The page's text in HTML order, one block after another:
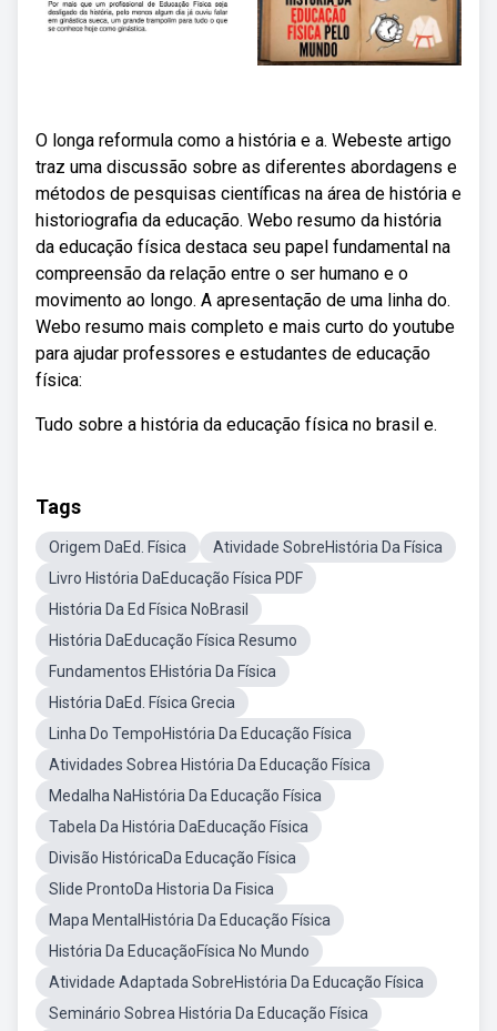
O longa reformula como a história e a. Webeste artigo
traz uma discussão sobre as diferentes abordagens e
métodos de pesquisas científicas na área de história e
historiografia da educação. Webo resumo da história
da educação física destaca seu papel fundamental na
compreensão da relação entre o ser humano e o
movimento ao longo. A apresentação de uma linha do.
Webo resumo mais completo e mais curto do youtube
para ajudar professores e estudantes de educação
física:
Tudo sobre a história da educação física no brasil e.
Tags
Origem DaEd. Física
Atividade SobreHistória Da Física
Livro História DaEducação Física PDF
História Da Ed Física NoBrasil
História DaEducação Física Resumo
Fundamentos EHistória Da Física
História DaEd. Física Grecia
Linha Do TempoHistória Da Educação Física
Atividades Sobrea História Da Educação Física
Medalha NaHistória Da Educação Física
Tabela Da História DaEducação Física
Divisão HistóricaDa Educação Física
Slide ProntoDa Historia Da Fisica
Mapa MentalHistória Da Educação Física
História Da EducaçãoFísica No Mundo
Atividade Adaptada SobreHistória Da Educação Física
Seminário Sobrea História Da Educação Física